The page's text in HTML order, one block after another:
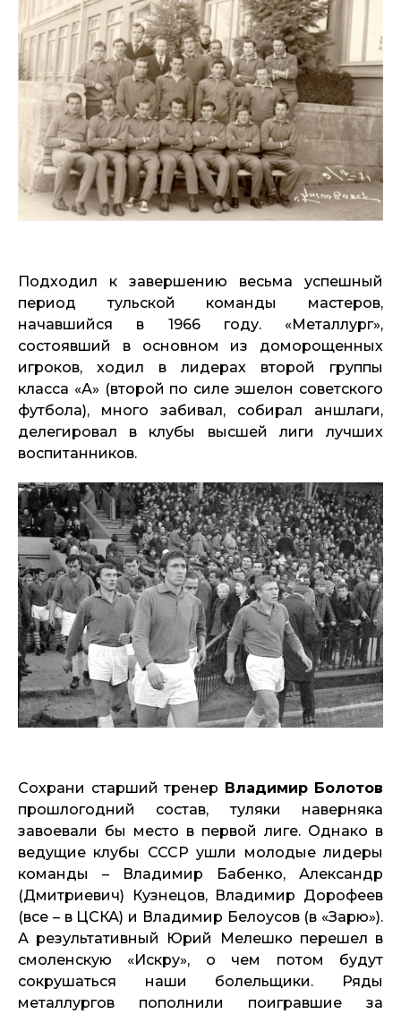
Подходил к завершению весьма успешный
период тульской команды мастеров,
начавшийся в 1966 году. «Металлург»,
состоявший в основном из доморощенных
игроков, ходил в лидерах второй группы
класса «А» (второй по силе эшелон советского
футбола), много забивал, собирал аншлаги,
делегировал в клубы высшей лиги лучших
воспитанников.
Сохрани старший тренер Владимир Болотов
прошлогодний состав, туляки наверняка
завоевали бы место в первой лиге. Однако в
ведущие клубы СССР ушли молодые лидеры
команды – Владимир Бабенко, Александр
(Дмитриевич) Кузнецов, Владимир Дорофеев
(все – в ЦСКА) и Владимир Белоусов (в «Зарю»).
А результативный Юрий Мелешко перешел в
смоленскую «Искру», о чем потом будут
сокрушаться наши болельщики. Ряды
металлургов пополнили поигравшие за